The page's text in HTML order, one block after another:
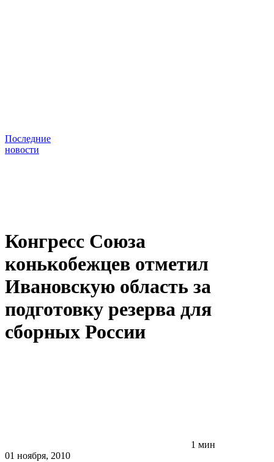
Последние
новости
Конгресс Союза
конькобежцев отметил
Ивановскую область за
подготовку резерва для
сборных России
1 мин
01 ноября, 2010